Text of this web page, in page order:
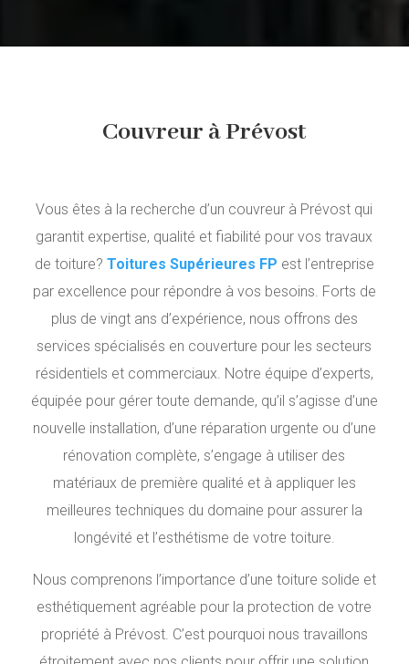
Couvreur à Prévost
Vous êtes à la recherche d’un couvreur à Prévost qui
garantit expertise, qualité et fiabilité pour vos travaux
de toiture? Toitures Supérieures FP est l’entreprise
par excellence pour répondre à vos besoins. Forts de
plus de vingt ans d’expérience, nous offrons des
services spécialisés en couverture pour les secteurs
résidentiels et commerciaux. Notre équipe d’experts,
équipée pour gérer toute demande, qu’il s’agisse d’une
nouvelle installation, d’une réparation urgente ou d’une
rénovation complète, s’engage à utiliser des
matériaux de première qualité et à appliquer les
meilleures techniques du domaine pour assurer la
longévité et l’esthétisme de votre toiture.
Nous comprenons l’importance d’une toiture solide et
esthétiquement agréable pour la protection de votre
propriété à Prévost. C’est pourquoi nous travaillons